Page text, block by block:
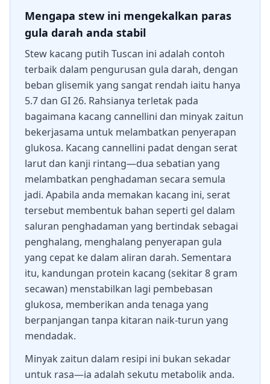
Mengapa stew ini mengekalkan paras
gula darah anda stabil
Stew kacang putih Tuscan ini adalah contoh
terbaik dalam pengurusan gula darah, dengan
beban glisemik yang sangat rendah iaitu hanya
5.7 dan GI 26. Rahsianya terletak pada
bagaimana kacang cannellini dan minyak zaitun
bekerjasama untuk melambatkan penyerapan
glukosa. Kacang cannellini padat dengan serat
larut dan kanji rintang—dua sebatian yang
melambatkan penghadaman secara semula
jadi. Apabila anda memakan kacang ini, serat
tersebut membentuk bahan seperti gel dalam
saluran penghadaman yang bertindak sebagai
penghalang, menghalang penyerapan gula
yang cepat ke dalam aliran darah. Sementara
itu, kandungan protein kacang (sekitar 8 gram
secawan) menstabilkan lagi pembebasan
glukosa, memberikan anda tenaga yang
berpanjangan tanpa kitaran naik-turun yang
mendadak.
Minyak zaitun dalam resipi ini bukan sekadar
untuk rasa—ia adalah sekutu metabolik anda.